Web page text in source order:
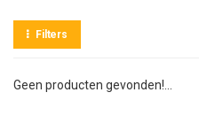
Filters
Geen producten gevonden!...